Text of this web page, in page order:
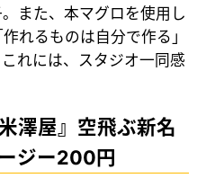
また、本マグロを使用し
れるものは自分で作る」
れには、スタジオ一同感
澤屋』空飛ぶ新名
ジー200円